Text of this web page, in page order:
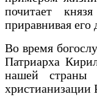
почитает
приравнивая его
Во время
Патриарха
нашей страны
христианизации